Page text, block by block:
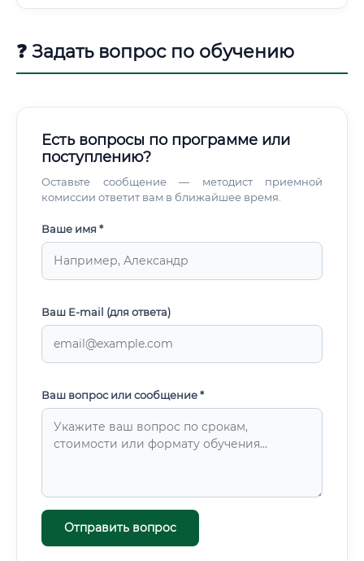
❓ Задать вопрос по обучению
Есть вопросы по программе или
поступлению?
Оставьте сообщение — методист приемной
комиссии ответит вам в ближайшее время.
Ваше имя *
Ваш E-mail (для ответа)
Ваш вопрос или сообщение *
Отправить вопрос